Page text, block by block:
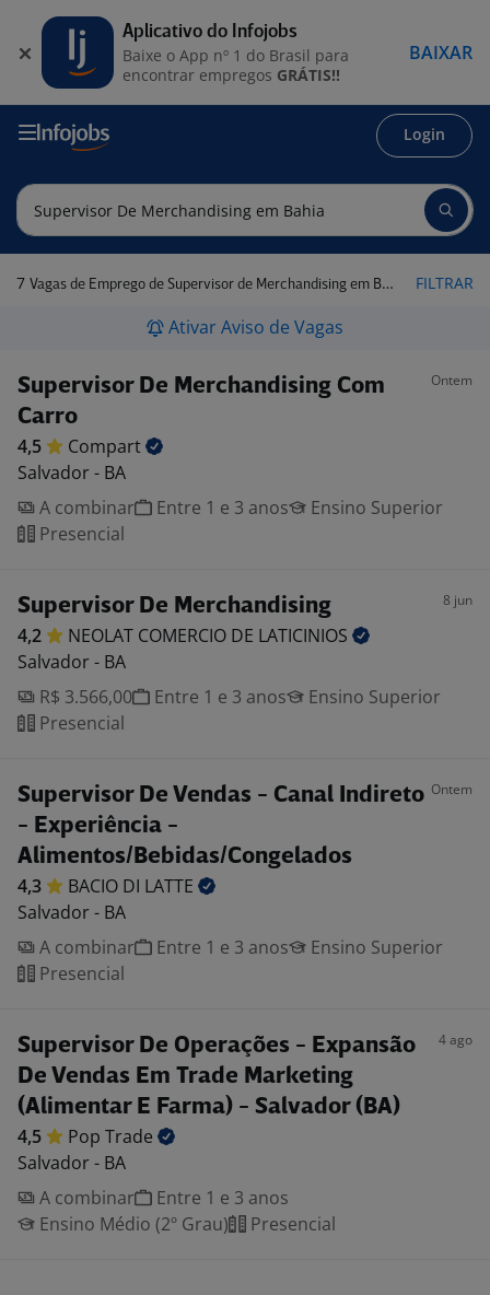
Login
7 Vagas de Emprego de Supervisor de Merchandising em Bahia FILTRAR
Ativar Aviso de Vagas
Supervisor De Merchandising Com
Carro
Ontem
4,5
Compart
Salvador - BA
A combinar
Entre 1 e 3 anos
Ensino Superior
Presencial
Supervisor De Merchandising 8 jun
4,2 NEOLAT COMERCIO DE LATICINIOS
Salvador - BA
R$ 3.566,00
Entre 1 e 3 anos
Ensino Superior
Presencial
Supervisor De Vendas - Canal Indireto
- Experiência -
Alimentos/Bebidas/Congelados
Ontem
4,3 BACIO DI LATTE
Salvador - BA
A combinar
Entre 1 e 3 anos
Ensino Superior
Presencial
Supervisor De Operações - Expansão
De Vendas Em Trade Marketing
(Alimentar E Farma) - Salvador (BA)
4 ago
4,5 Pop Trade
Salvador - BA
A combinar
Entre 1 e 3 anos
Ensino Médio (2º Grau)
Presencial
Aplicativo do Infojobs
Baixe o App nº 1 do Brasil para
encontrar empregos GRÁTIS!!
BAIXAR